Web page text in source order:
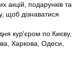
акцій, подарунків та
щоб дізнаватися
кур'єром по Києву,
Харкова, Одеси,